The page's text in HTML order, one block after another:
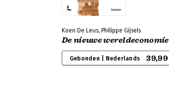
Koen De Leus, Philippe Gijsels
De nieuwe wereldeconomie
Gebonden | Nederlands 39,99